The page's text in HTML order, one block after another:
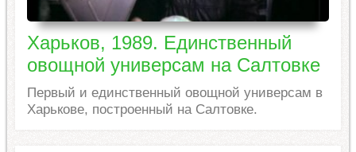
Харьков, 1989. Единственный
овощной универсам на Салтовке
Первый и единственный овощной универсам в
Харькове, построенный на Салтовке.